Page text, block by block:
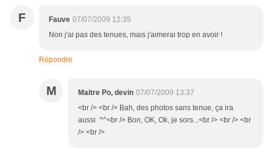
F Fauve 07/07/2009 12:35
Non j'ai pas des tenues, mais j'aimerai trop en avoir !
Répondre
M Maitre Po, devin 07/07/2009 13:37
<br /> <br /> Bah, des photos sans tenue, ça ira
aussi ^^<br /> Bon, OK, Ok, je sors...<br /> <br /> <br
/> <br />